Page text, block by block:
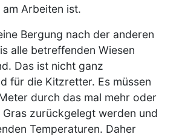
Arbeiten ist.
Bergung nach der anderen
alle betreffenden Wiesen
Das ist nicht ganz
für die Kitzretter. Es müssen
durch das mal mehr oder
zurückgelegt werden und
Temperaturen. Daher